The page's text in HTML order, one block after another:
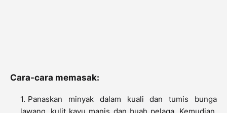
Cara-cara memasak:
Panaskan minyak dalam kuali dan tumis bunga